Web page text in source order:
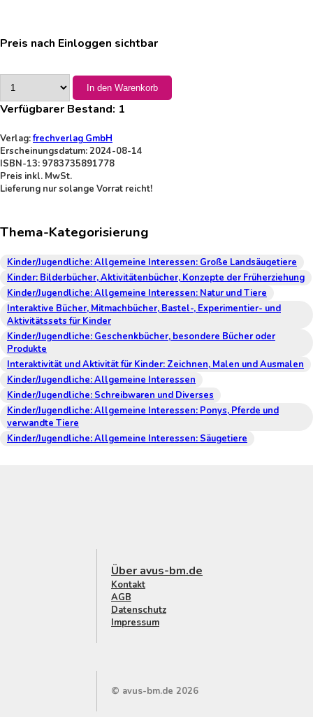
Preis nach Einloggen sichtbar
In den Warenkorb
Verfügbarer Bestand: 1
Verlag:frechverlag GmbH
Erscheinungsdatum: 2024-08-14
ISBN-13: 9783735891778
Preis inkl. MwSt.
Lieferung nur solange Vorrat reicht!
Thema-Kategorisierung
Kinder/Jugendliche: Allgemeine Interessen: Große Landsäugetiere
Kinder: Bilderbücher, Aktivitätenbücher, Konzepte der Früherziehung
Kinder/Jugendliche: Allgemeine Interessen: Natur und Tiere
Interaktive Bücher, Mitmachbücher, Bastel-, Experimentier- und
Aktivitätssets für Kinder
Kinder/Jugendliche: Geschenkbücher, besondere Bücher oder
Produkte
Interaktivität und Aktivität für Kinder: Zeichnen, Malen und Ausmalen
Kinder/Jugendliche: Allgemeine Interessen
Kinder/Jugendliche: Schreibwaren und Diverses
Kinder/Jugendliche: Allgemeine Interessen: Ponys, Pferde und
verwandte Tiere
Kinder/Jugendliche: Allgemeine Interessen: Säugetiere
Über avus-bm.de
Kontakt
AGB
Datenschutz
Impressum
© avus-bm.de 2026